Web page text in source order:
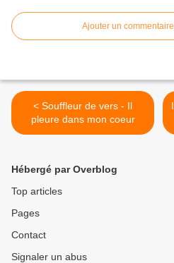
Ajouter un commentaire
< Souffleur de vers - Il
pleure dans mon coeur
Hébergé par Overblog
Top articles
Pages
Contact
Signaler un abus